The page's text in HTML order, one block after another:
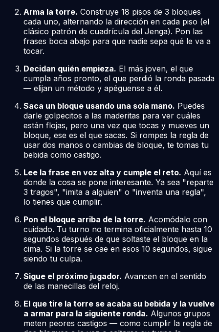
Arma la torre. Construye 18 pisos de 3 bloques
cada uno, alternando la dirección en cada piso (el
clásico patrón de cuadrícula del Jenga). Pon las
frases boca abajo para que nadie sepa qué le va a
tocar.
Decidan quién empieza. El más joven, el que
cumpla años pronto, el que perdió la ronda pasada
— elijan un método y apéguense a él.
Saca un bloque usando una sola mano. Puedes
darle golpecitos a las maderitas para ver cuáles
están flojas, pero una vez que tocas y mueves un
bloque, ese es el que sacas. Si rompes la regla de
usar dos manos o cambias de bloque, te tomas tu
bebida como castigo.
Lee la frase en voz alta y cumple el reto. Aquí es
donde la cosa se pone interesante. Ya sea "reparte
3 tragos", "imita a alguien" o "inventa una regla",
lo tienes que cumplir.
Pon el bloque arriba de la torre. Acomódalo con
cuidado. Tu turno no termina oficialmente hasta 10
segundos después de que soltaste el bloque en la
cima. Si la torre se cae en esos 10 segundos, sigue
siendo tu culpa.
Sigue el próximo jugador. Avancen en el sentido
de las manecillas del reloj.
El que tire la torre se acaba su bebida y la vuelve
a armar para la siguiente ronda. Algunos grupos
meten peores castigos — como cumplir la regla de